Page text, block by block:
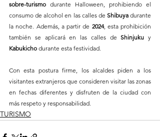
sobre-turismo durante Halloween, prohibiendo el
consumo de alcohol en las calles de Shibuya durante
la noche. Además, a partir de 2024, esta prohibición
también se aplicará en las calles de Shinjuku
Kabukicho durante esta festividad.
Con esta postura firme, los alcaldes piden a los
visitantes extranjeros que consideren visitar las zonas
en fechas diferentes y disfruten de la ciudad con
más respeto y responsabilidad.
TURISMO